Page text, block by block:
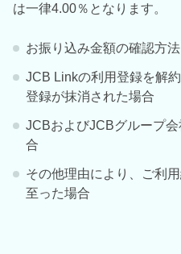
は一律4.00％となります。
お振り込み金額の確認方
JCB Linkの利用登録を解
登録が抹消された場合
JCBおよびJCBグループ
合
その他理由により、ご利
至った場合